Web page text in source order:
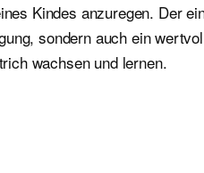
Kindes anzuregen. Der
sondern auch ein
wachsen und lernen.